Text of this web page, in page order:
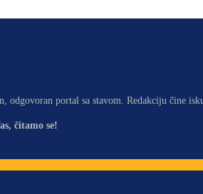
odgovoran portal sa stavom. Redakciju čine
čitamo se!